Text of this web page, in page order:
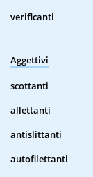
verificanti
Aggettivi
scottanti
allettanti
antislittanti
autofilettanti